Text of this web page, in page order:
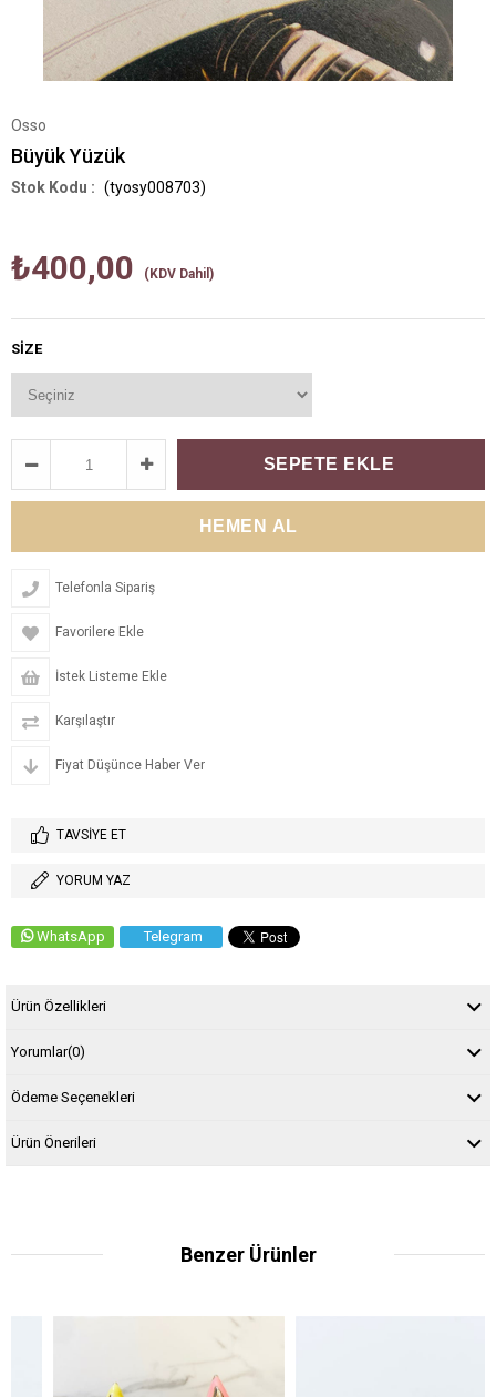
Osso
Büyük Yüzük
(tyosy008703)
₺400,00 (KDV Dahil)
SIZE
Telefonla Sipariş
Favorilere Ekle
İstek Listeme Ekle
Karşılaştır
Fiyat Düşünce Haber Ver
TAVSIYE ET
YORUM YAZ
WhatsApp Telegram
Ürün Özellikleri
Yorumlar(0)
Ödeme Seçenekleri
Ürün Önerileri
Benzer Ürünler